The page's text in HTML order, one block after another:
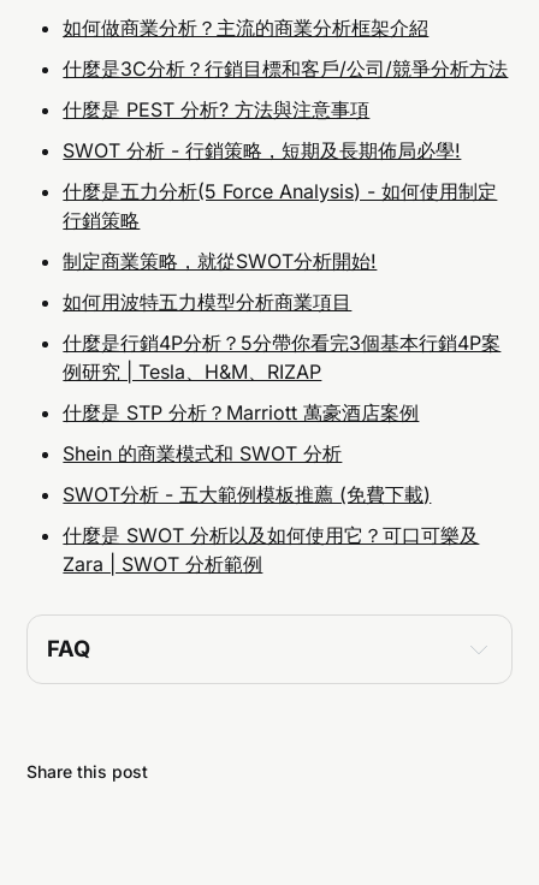
如何做商業分析？主流的商業分析框架介紹
什麼是3C分析？行銷目標和客戶/公司/競爭分析方法
什麼是 PEST 分析? 方法與注意事項
SWOT 分析 - 行銷策略，短期及長期佈局必學!
什麼是五力分析(5 Force Analysis) - 如何使用制定
行銷策略
制定商業策略，就從SWOT分析開始!
如何用波特五力模型分析商業項目
什麼是行銷4P分析？5分帶你看完3個基本行銷4P案
例研究 | Tesla、H&M、RIZAP
什麼是 STP 分析？Marriott 萬豪酒店案例
Shein 的商業模式和 SWOT 分析
SWOT分析 - 五大範例模板推薦 (免費下載)
什麼是 SWOT 分析以及如何使用它？可口可樂及
Zara | SWOT 分析範例
FAQ
Share this post